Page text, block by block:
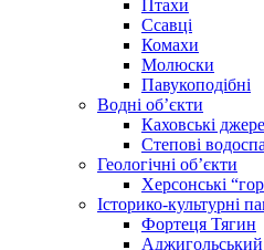
Птахи
Ссавці
Комахи
Молюски
Павукоподібні
Водні об’єкти
Каховські
Степові
Геологічні об’єкти
Херсонські
Історико-культурні
Фортеця Тягин